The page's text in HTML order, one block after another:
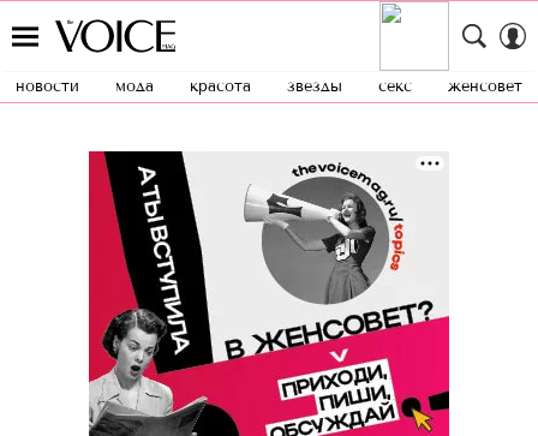
новости мода красота звезды секс женсовет